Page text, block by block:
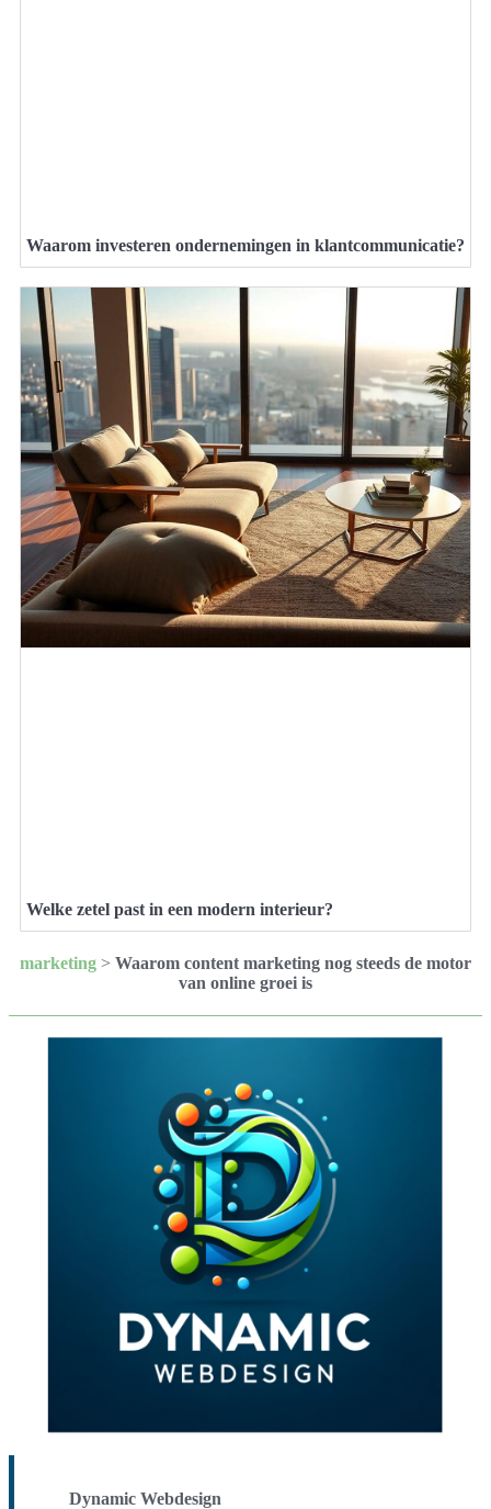
Waarom investeren ondernemingen in klantcommunicatie?
Welke zetel past in een modern interieur?
marketing > Waarom content marketing nog steeds de motor
van online groei is
Dynamic Webdesign